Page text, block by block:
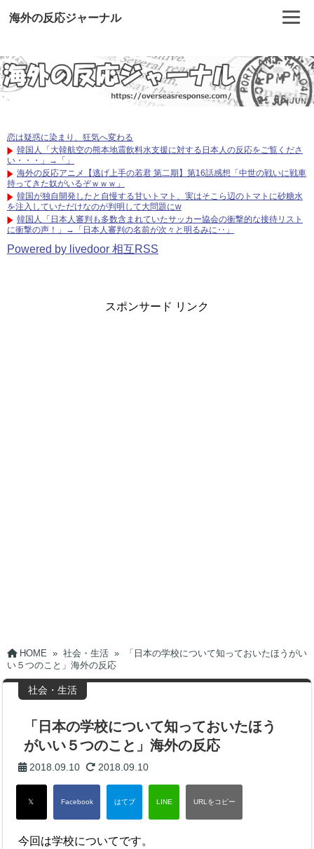
海外の反応ジャーナル
恋は疑惑に染まり、狂気へ変わる
韓国人「大韓航空の熊本地震飲料水支援に対する日本人の反応をご覧くださ
い・・・」→「」
海外の反応アニメ【逃げ上手の若君 第二期】第16話感想「中世の戦いに戦車
持ってきた奴がいるぞｗｗｗ」
韓国が独自開発したと自慢する甘いトマト、実はそこら辺のトマトに砂糖水
を注入していただけなのが判明して大問題にw
韓国人「日本人審判も多数含まれていたサッカー協会の衝撃的な接待リスト
に衝撃の声！」→「日本人審判の名前が次々と明るみに‥」
Powered by livedoor 相互RSS
スポンサード リンク
HOME » 社会・生活 »
「日本の学校について知っておいたほうがい
い５つのこと」海外の反応
社会・生活
「日本の学校について知っておいたほう
がいい５つのこと」海外の反応
2018.09.10 2018.09.10
今回は学校についてです。